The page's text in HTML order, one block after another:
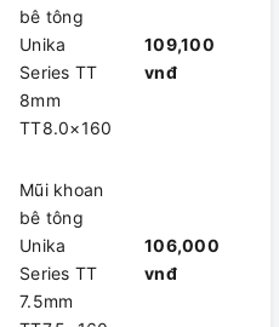
bê tông
Unika
Series TT
8mm
TT8.0×160
109,100
vnđ
Mũi khoan
bê tông
Unika
Series TT
7.5mm
106,000
vnđ